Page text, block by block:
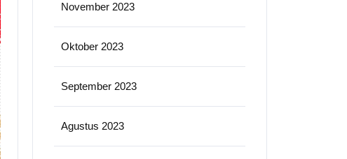
November 2023
Oktober 2023
September 2023
Agustus 2023